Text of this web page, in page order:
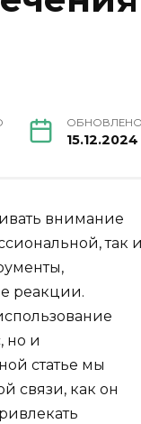
ОБНОВЛЕНО
15.12.2024
внимание
так и
реакции.
но и
статье мы
связи, как он